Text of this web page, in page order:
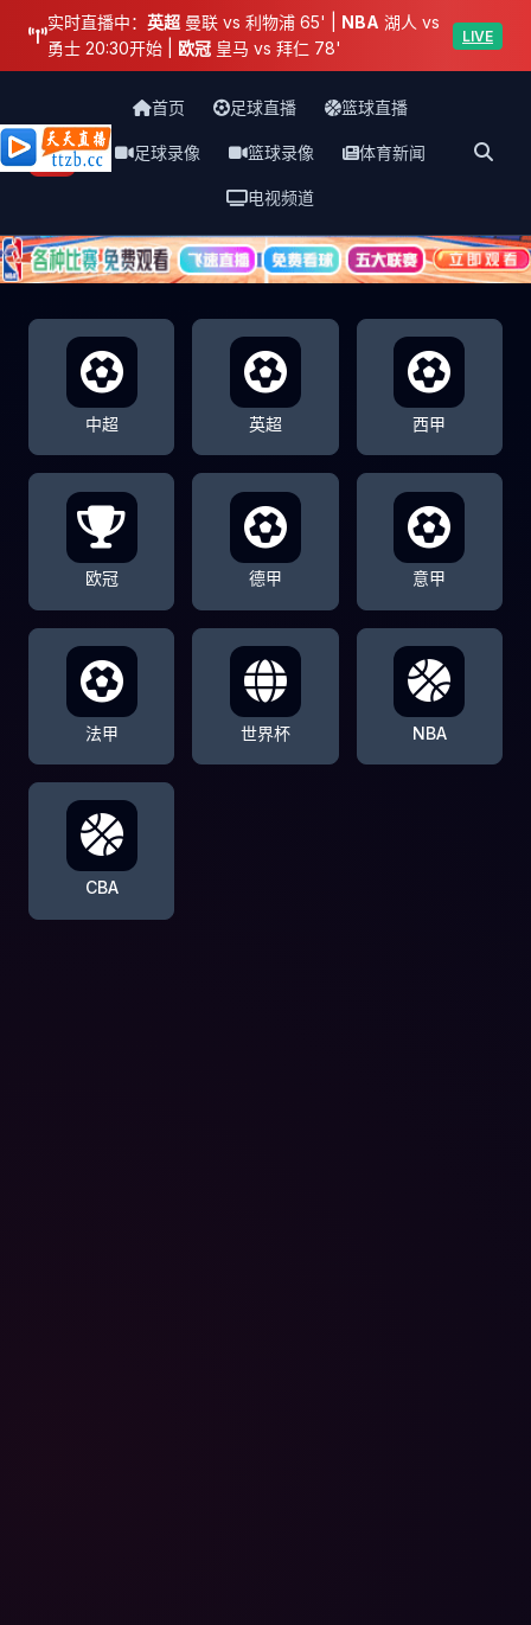
实时直播中： 英超 曼联 vs 利物浦 65' | NBA 湖人 vs
勇士 20:30开始 | 欧冠 皇马 vs 拜仁 78'
LIVE
天天直播网
首页 足球直播 篮球直播
足球录像 篮球录像 体育新闻
电视频道
中超 英超 西甲
欧冠 德甲 意甲
法甲 世界杯 NBA
CBA